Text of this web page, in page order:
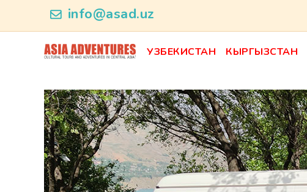
info@asad.uz
УЗБЕКИСТАН КЫРГЫЗСТАН